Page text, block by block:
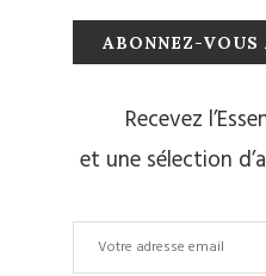
ABONNEZ-
Recevez
et une sélection